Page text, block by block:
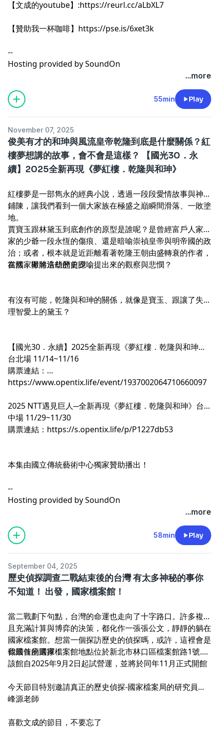
【文成的youtube】:https://reurl.cc/aLbXL7
【贊助我一杯咖啡】 https://pse.is/6xet3k
--
Hosting provided bySoundOn
...more
55min Play
November 07, 2025
俊美有才的和珅與風流皇帝乾隆到底是什麼關係？紅
樓夢想講的故事，會不會是這樣？ 【國光30．永
續】2025全新再現《夢紅樓．乾隆與和珅》
紅樓夢是一部雋永的經典小說，透過一段段愛情故事與神話
鋪陳，讓我們看到一個大家族在極盛之巔瞬間滑落、一敗塗
地。
賈寶玉跟林黛玉到底創作的原型是誰呢？是曾經富戶人家曹
家的少爺一段永恆的傷痕、還是暗喻崇禎皇帝與明帝國的政
治；或者，根本就是近距離看著乾隆王朝由盛轉衰的作者，
在國家即將浩劫的前夕，提出來的觀察與悲憫？
當然，撇除這些歷史隱喻
有沒有可能，乾隆與和珅的關係，就像是寶玉、跟讓了失了
理智愛上的黛玉？
【國光30．永續】2025全新再現《夢紅樓．乾隆與和珅》
台北場 11/14~11/16
購票連結：
https://www.opentix.life/event/1937002064710660097
2025 NTT遇見巨人─全新再現《夢紅樓．乾隆與和珅》台
中場 11/29~11/30
購票連結： https://s.opentix.life/p/P1227db53
本集由國立傳統藝術中心獨家贊助播出！
--
Hosting provided bySoundOn
...more
58min Play
September 04, 2025
歷史偵探調查二戰結束後的台灣 有太多神秘的事你
不知道！ 出發，國家檔案館！
當二戰劃下句點，台灣的命運也走向了十字路口。許多複雜
且充滿計算與博弈的決策，都化作一張張公文，靜靜的躺在
國家檔案館。想當一個探訪歷史的偵探嗎，或許，這裡會是
你最佳的選擇！
我國首座國家檔案館地點位於新北市林口區檔案館路1號.
該館自2025年9月2日起試營運，並將於同年11月正式開館
今天節目特別邀請真正的歷史偵探-國家檔案局的研究員許
峰源老師
喜歡文成的節目，不要忘了